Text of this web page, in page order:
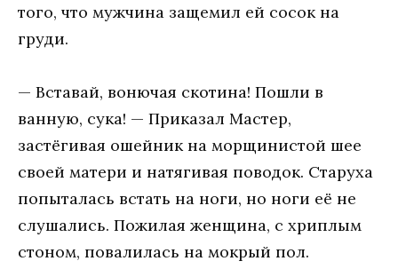
того, что мужчина защемил ей сосок на
груди.
— Вставай, вонючая скотина! Пошли в
ванную, сука! — Приказал Мастер,
застёгивая ошейник на морщинистой шее
своей матери и натягивая поводок. Старуха
попыталась встать на ноги, но ноги её не
слушались. Пожилая женщина, с хриплым
стоном, повалилась на мокрый пол.